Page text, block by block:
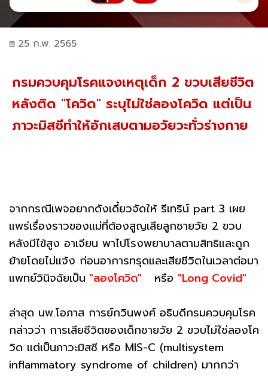
25 ก.พ. 2565
กรมควบคุมโรคแจงเหตุเด็ก 2 ขวบเสียชีวิต
หลังติด "โควิด" ระบุไม่ใช่ลองโควิด แต่เป็น
ภาวะมิสซีทำให้อักเสบตามอวัยวะทั่วร่างกาย
จากกรณีเพจอยากดังเดี๋ยวจัดให้ รีเทริน์ part 3 เผย
แพร่เรื่องราวของแม่ที่ต้องสูญเสียลูกชายวัย 2 ขวบ
หลังมีไข้สูง อาเจียน พาไปโรงพยาบาลตามสิทธิและถูก
ย้ายโดยไม่แจ้ง ก่อนอาการทรุดและเสียชีวิตในเวลาต่อมา
แพทย์วินิจฉัยเป็น "ลองโควิด" หรือ "Long Covid"
ล่าสุด นพ.โอภาส การย์กวินพงศ์ อธิบดีกรมควบคุมโรค
กล่าวว่า การเสียชีวิตของเด็กชายวัย 2 ขวบไม่ใช่ลองโค
วิด แต่เป็นภาวะมิสซี หรือ MIS-C (multisystem
inflammatory syndrome of children) มากกว่า